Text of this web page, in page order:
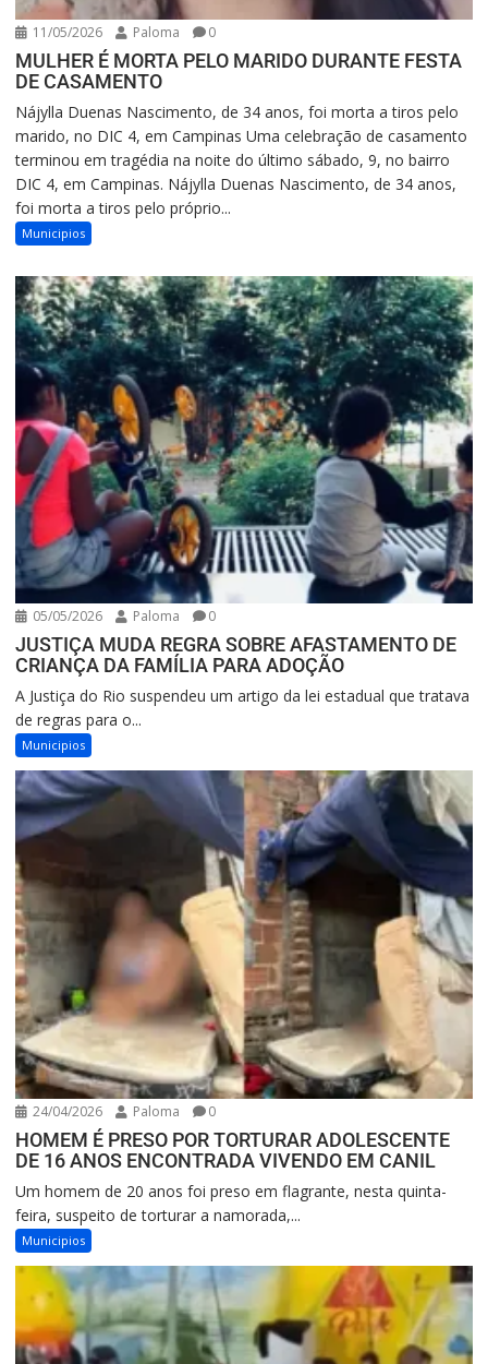
11/05/2026 Paloma 0
MULHER É MORTA PELO MARIDO DURANTE FESTA
DE CASAMENTO
Nájylla Duenas Nascimento, de 34 anos, foi morta a tiros pelo
marido, no DIC 4, em Campinas Uma celebração de casamento
terminou em tragédia na noite do último sábado, 9, no bairro
DIC 4, em Campinas. Nájylla Duenas Nascimento, de 34 anos,
foi morta a tiros pelo próprio...
Municipios
05/05/2026 Paloma 0
JUSTIÇA MUDA REGRA SOBRE AFASTAMENTO DE
CRIANÇA DA FAMÍLIA PARA ADOÇÃO
A Justiça do Rio suspendeu um artigo da lei estadual que tratava
de regras para o...
Municipios
24/04/2026 Paloma 0
HOMEM É PRESO POR TORTURAR ADOLESCENTE
DE 16 ANOS ENCONTRADA VIVENDO EM CANIL
Um homem de 20 anos foi preso em flagrante, nesta quinta-
feira, suspeito de torturar a namorada,...
Municipios